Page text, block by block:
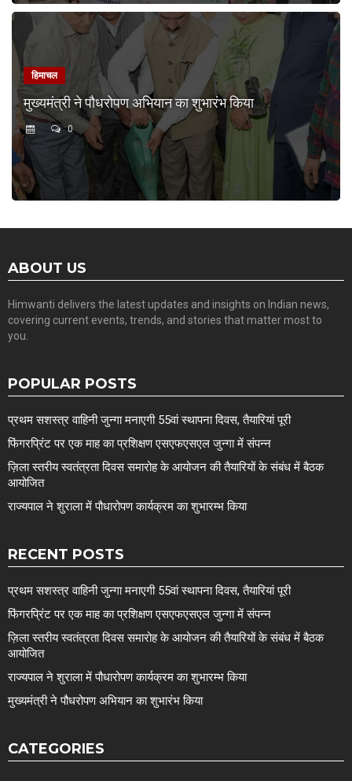
हिमाचल
मुख्यमंत्री ने पौधरोपण अभियान का शुभारंभ किया
0
ABOUT US
Himwanti delivers the latest updates and insights on Indian news,
covering current events, trends, and stories that matter most to
you.
POPULAR POSTS
प्रथम सशस्त्र वाहिनी जुन्गा मनाएगी 55वां स्थापना दिवस, तैयारियां पूरी
फिंगरप्रिंट पर एक माह का प्रशिक्षण एसएफएसएल जुन्गा में संपन्न
ज़िला स्तरीय स्वतंत्रता दिवस समारोह के आयोजन की तैयारियों के संबंध में बैठक
आयोजित
राज्यपाल ने शुराला में पौधारोपण कार्यक्रम का शुभारम्भ किया
RECENT POSTS
प्रथम सशस्त्र वाहिनी जुन्गा मनाएगी 55वां स्थापना दिवस, तैयारियां पूरी
फिंगरप्रिंट पर एक माह का प्रशिक्षण एसएफएसएल जुन्गा में संपन्न
ज़िला स्तरीय स्वतंत्रता दिवस समारोह के आयोजन की तैयारियों के संबंध में बैठक
आयोजित
राज्यपाल ने शुराला में पौधारोपण कार्यक्रम का शुभारम्भ किया
मुख्यमंत्री ने पौधरोपण अभियान का शुभारंभ किया
CATEGORIES